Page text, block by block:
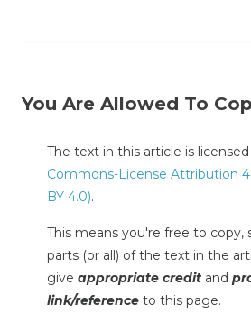
You Are Allowed To
The text in this article is
Commons-License Attribution
BY 4.0).
This means you're free to copy,
parts (or all) of the text in the
give appropriate credit and
link/reference to this page.